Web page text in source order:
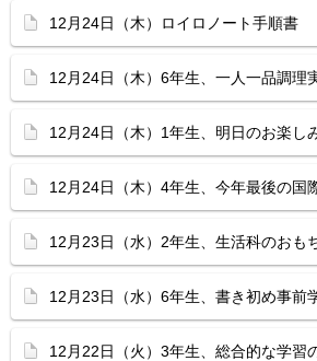
12月24日（木）ロイロノート手順書
12月24日（木）6年生、一人一品調理
12月24日（木）1年生、明日のお楽し
12月24日（木）4年生、今年最後の国
12月23日（水）2年生、生活科のおも
12月23日（水）6年生、書き初め事前
12月22日（火）3年生、総合的な学習